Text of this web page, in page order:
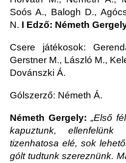
Soós A., Balogh D.,
N. I Edző: Németh
Csere játékosok:
Gerstner M., László M.,
Dovánszki Á.
Gólszerző: Németh Á.
Németh Gergely: „Első
kapuztunk,
tizenhatosa elé, sok
gólt tudtunk szereznünk.